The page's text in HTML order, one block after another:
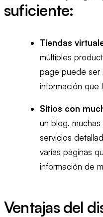
suficiente:
Tiendas
múltiples
page puede ser
información que
Sitios con
un blog,
servicios
varias páginas
información de
Ventajas del